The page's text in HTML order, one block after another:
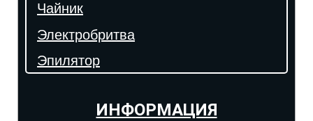
Чайник
Электробритва
Эпилятор
ИНФОРМАЦИЯ